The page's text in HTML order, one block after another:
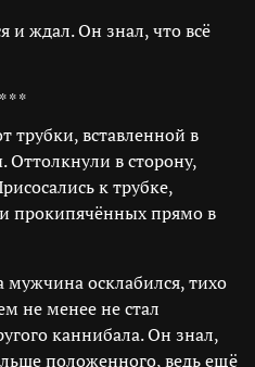
и ждал. Он знал, что всё
* * *
трубки, вставленной в
в сторону,
к трубке,
прокипячённых прямо в
мужчина осклабился, тихо
не менее не стал
каннибала. Он знал,
положенного, ведь ещё